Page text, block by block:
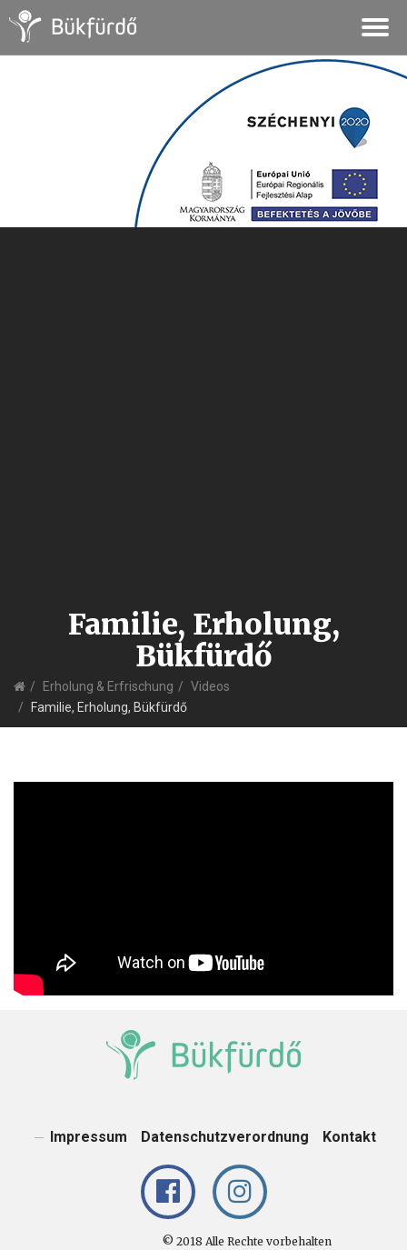
Familie, Erholung,
Bükfürdő
HomeErholung & Erfrischung
Videos
Familie, Erholung, Bükfürdő
Impressum Datenschutzverordnung Kontakt
© 2018 Alle Rechte vorbehalten